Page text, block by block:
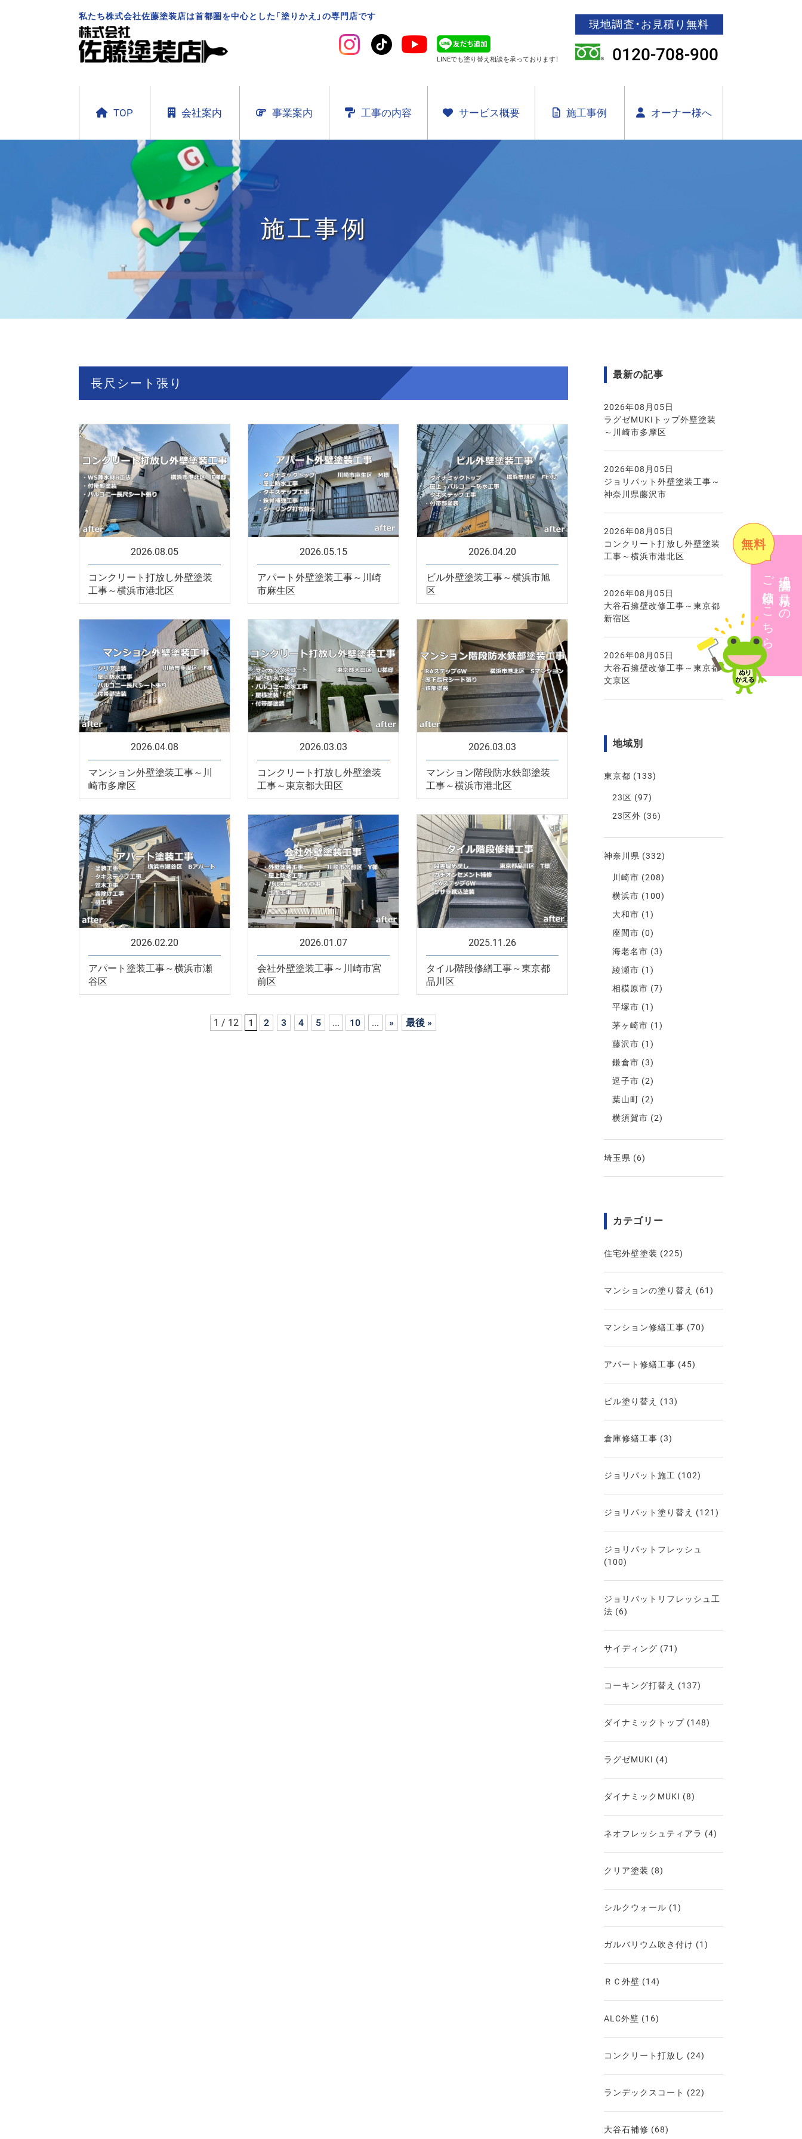
私たち株式会社佐藤塗装店は首都圏を中心とした「塗りかえ」の専門店です
LINEでも塗り替え相談を承っております！
現地調査・お見積り無料
0120-708-900
TOP 会社案内 事業案内 工事の内容 サービス概要 施工事例 オーナー様へ
現地調査・見積りの
ご依頼はこちら
無料
施工事例
長尺シート張り
2026.08.05
コンクリート打放し外壁塗装
工事～横浜市港北区
2026.05.15
アパート外壁塗装工事～川崎
市麻生区
2026.04.20
ビル外壁塗装工事～横浜市旭
区
2026.04.08
マンション外壁塗装工事～川
崎市多摩区
2026.03.03
コンクリート打放し外壁塗装
工事～東京都大田区
2026.03.03
マンション階段防水鉄部塗装
工事～横浜市港北区
2026.02.20
アパート塗装工事～横浜市瀬
谷区
2026.01.07
会社外壁塗装工事～川崎市宮
前区
2025.11.26
タイル階段修繕工事～東京都
品川区
1 / 12 1 2 3 4 5 ... 10 ... » 最後 »
最新の記事
2026年08月05日
ラグゼMUKIトップ外壁塗装
～川崎市多摩区
2026年08月05日
ジョリパット外壁塗装工事～
神奈川県藤沢市
2026年08月05日
コンクリート打放し外壁塗装
工事～横浜市港北区
2026年08月05日
大谷石擁壁改修工事～東京都
新宿区
2026年08月05日
大谷石擁壁改修工事～東京都
文京区
地域別
東京都 (133)
23区 (97)
23区外 (36)
神奈川県 (332)
川崎市 (208)
横浜市 (100)
大和市 (1)
座間市 (0)
海老名市 (3)
綾瀬市 (1)
相模原市 (7)
平塚市 (1)
茅ヶ崎市 (1)
藤沢市 (1)
鎌倉市 (3)
逗子市 (2)
葉山町 (2)
横須賀市 (2)
埼玉県 (6)
カテゴリー
住宅外壁塗装 (225)
マンションの塗り替え (61)
マンション修繕工事 (70)
アパート修繕工事 (45)
ビル塗り替え (13)
倉庫修繕工事 (3)
ジョリパット施工 (102)
ジョリパット塗り替え (121)
ジョリパットフレッシュ
(100)
ジョリパットリフレッシュ工
法 (6)
サイディング (71)
コーキング打替え (137)
ダイナミックトップ (148)
ラグゼMUKI (4)
ダイナミックMUKI (8)
ネオフレッシュティアラ (4)
クリア塗装 (8)
シルクウォール (1)
ガルバリウム吹き付け (1)
ＲＣ外壁 (14)
ALC外壁 (16)
コンクリート打放し (24)
ランデックスコート (22)
大谷石補修 (68)